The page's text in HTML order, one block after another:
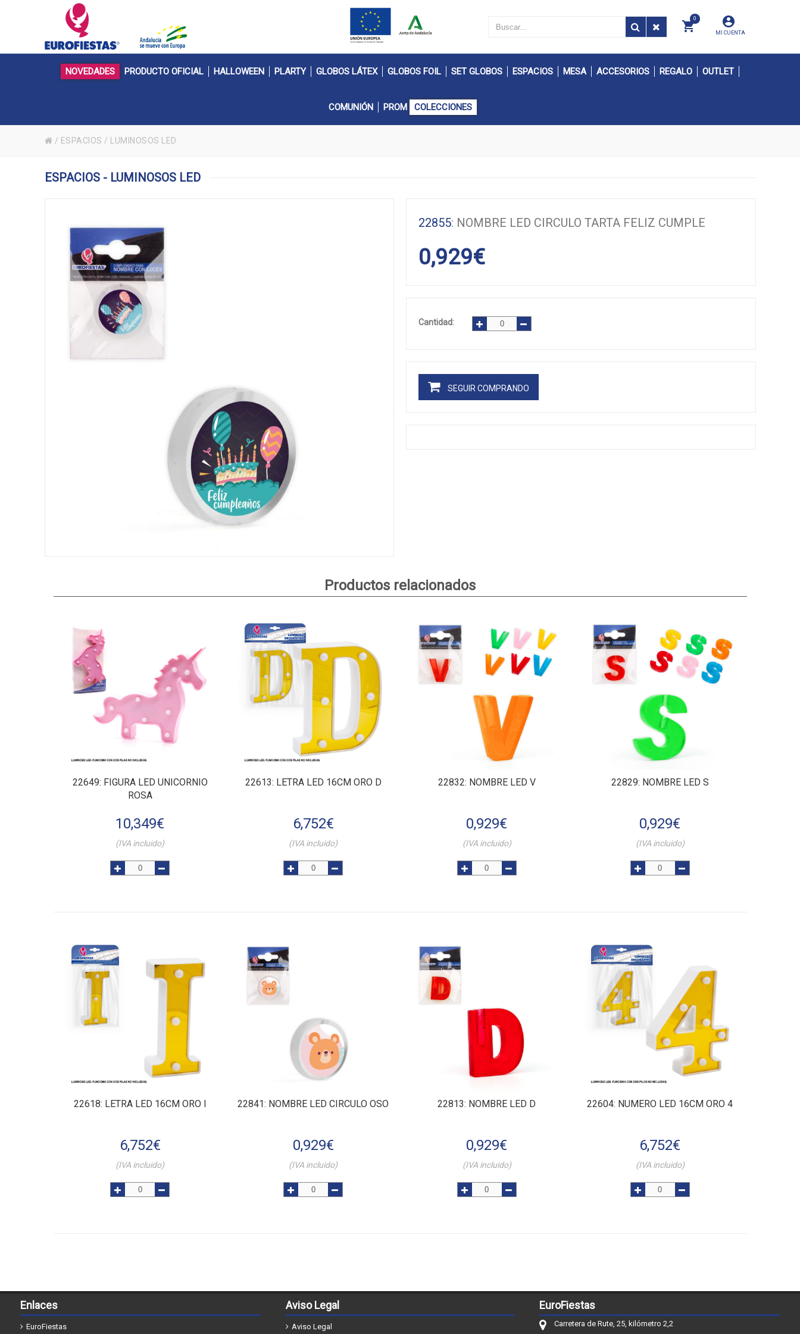
MI CUENTA
0
NOVEDADES PRODUCTO OFICIAL HALLOWEEN PLARTY GLOBOS LÁTEX GLOBOS FOIL SET GLOBOS ESPACIOS MESA ACCESORIOS REGALO OUTLET
COMUNIÓN PROM COLECCIONES
/ ESPACIOS / LUMINOSOS LED
ESPACIOS - LUMINOSOS LED
22855: NOMBRE LED CIRCULO TARTA FELIZ CUMPLE
0,929€
Cantidad:
SEGUIR COMPRANDO
Productos relacionados
22649: FIGURA LED UNICORNIO
ROSA
10,349€
(IVA incluido)
22613: LETRA LED 16CM ORO D
6,752€
(IVA incluido)
22832: NOMBRE LED V
0,929€
(IVA incluido)
22829: NOMBRE LED S
0,929€
(IVA incluido)
22618: LETRA LED 16CM ORO I
6,752€
(IVA incluido)
22841: NOMBRE LED CIRCULO OSO
0,929€
(IVA incluido)
22813: NOMBRE LED D
0,929€
(IVA incluido)
22604: NUMERO LED 16CM ORO 4
6,752€
(IVA incluido)
Enlaces
EuroFiestas
Aviso Legal
Aviso Legal
EuroFiestas
Carretera de Rute, 25, kilómetro 2,2